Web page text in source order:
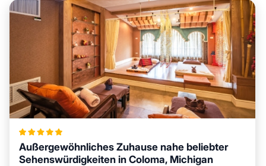
Außergewöhnliches Zuhause nahe beliebter
Sehenswürdigkeiten in Coloma, Michigan